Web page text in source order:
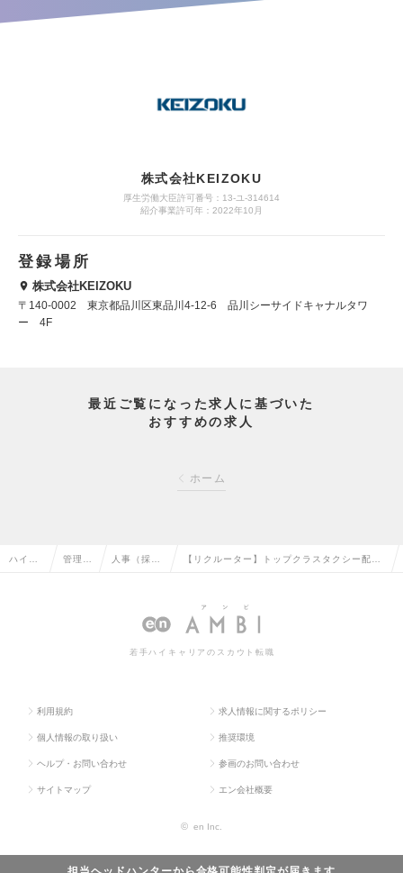
株式会社KEIZOKU
厚生労働大臣許可番号：13-ユ-314614
紹介事業許可年：2022年10月
登録場所
株式会社KEIZOKU
〒140-0002 東京都品川区東品川4-12-6 品川シーサイドキャナルタワ
ー 4F
最近ご覧になった求人に基づいた
おすすめの求人
ホーム
ハイク 管理部 人事（採
ど）の転職
【リクルーター】トップクラスタクシー配車
ドな働き方が可能の求人情報
若手ハイキャリアのスカウト転職
利用規約 求人情報に関するポリシー
個人情報の取り扱い 推奨環境
ヘルプ・お問い合わせ 参画のお問い合わせ
サイトマップ エン会社概要
© en Inc.